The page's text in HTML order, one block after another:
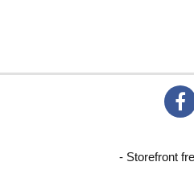
- Storefront